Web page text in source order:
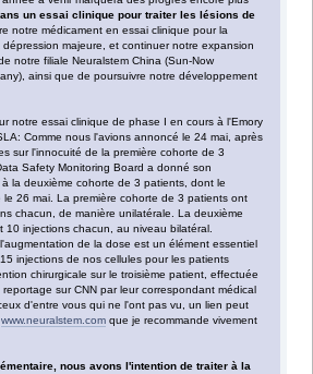
un essai clinique pour traiter les lésions de
notre médicament en essai clinique pour la
majeure, et continuer notre expansion
notre filiale Neuralstem China (Sun-Now
ainsi que de poursuivre notre développement
notre essai clinique de phase I en cours à l'Emory
Comme nous l'avions annoncé le 24 mai, après
sur l'innocuité de la première cohorte de 3
Safety Monitoring Board a donné son
la deuxième cohorte de 3 patients, dont le
le 26 mai. La première cohorte de 3 patients ont
chacun, de manière unilatérale. La deuxième
10 injections chacun, au niveau bilatéral.
de la dose est un élément essentiel
injections de nos cellules pour les patients
chirurgicale sur le troisième patient, effectuée
sur CNN par leur correspondant médical
d'entre vous qui ne l'ont pas vu, un lien peut
www.neuralstem.com que je recommande vivement
nous avons l'intention de traiter à la